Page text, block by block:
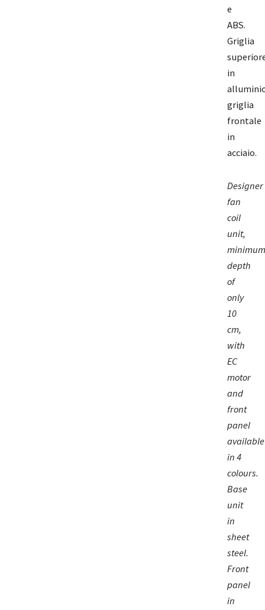
e
ABS.
Griglia
in
griglia
frontale
in
acciaio.
Designer
fan
coil
unit,
minimum
depth
of
only
10
cm,
with
EC
motor
and
front
panel
available
in 4
colours.
Base
unit
in
sheet
steel.
Front
panel
in